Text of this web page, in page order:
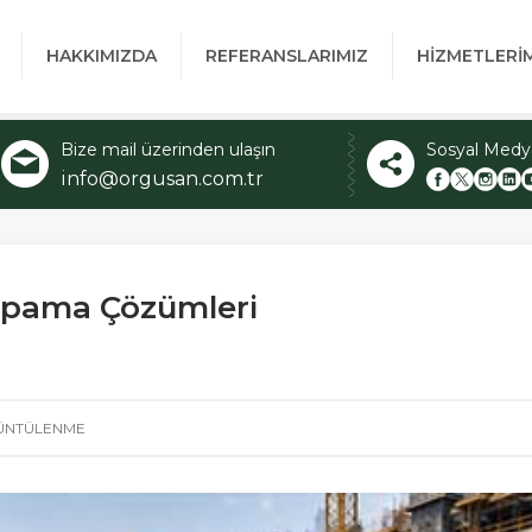
HAKKIMIZDA REFERANSLARIMIZ
Bize mail üzerinden ulaşın
info@orgusan.com.tr
Sosyal
Çözümleri